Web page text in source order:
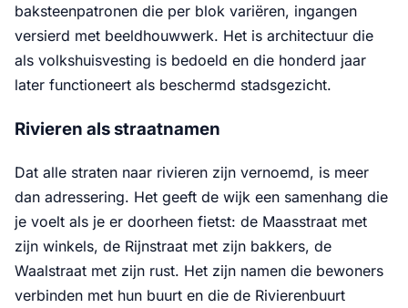
baksteenpatronen die per blok variëren, ingangen
versierd met beeldhouwwerk. Het is architectuur die
als volkshuisvesting is bedoeld en die honderd jaar
later functioneert als beschermd stadsgezicht.
Rivieren als straatnamen
Dat alle straten naar rivieren zijn vernoemd, is meer
dan adressering. Het geeft de wijk een samenhang die
je voelt als je er doorheen fietst: de Maasstraat met
zijn winkels, de Rijnstraat met zijn bakkers, de
Waalstraat met zijn rust. Het zijn namen die bewoners
verbinden met hun buurt en die de Rivierenbuurt